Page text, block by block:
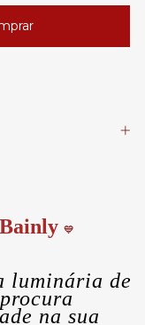
💙
luminária de
na sua